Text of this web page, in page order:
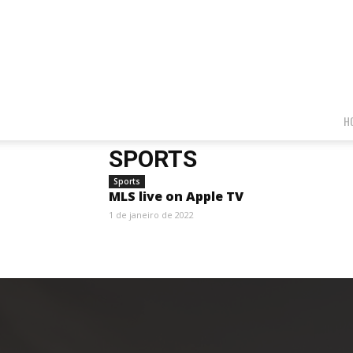
SPORTS
Sports
MLS live on Apple TV
1 de janeiro de 2022